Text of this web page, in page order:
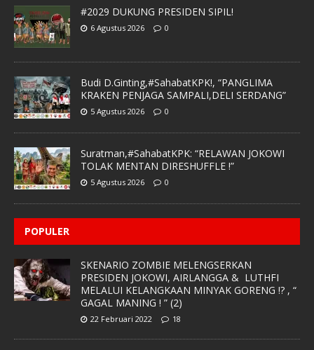
#2029 DUKUNG PRESIDEN SIPIL!
6 Agustus 2026 0
Budi D.Ginting,#SahabatKPK!, “PANGLIMA
KRAKEN PENJAGA SAMPALI,DELI SERDANG”
5 Agustus 2026 0
Suratman,#SahabatKPK: “RELAWAN JOKOWI
TOLAK MENTAN DIRESHUFFLE !”
5 Agustus 2026 0
POPULER
SKENARIO ZOMBIE MELENGSERKAN
PRESIDEN JOKOWI, AIRLANGGA & LUTHFI
MELALUI KELANGKAAN MINYAK GORENG !? , “
GAGAL MANING ! ” (2)
22 Februari 2022 18